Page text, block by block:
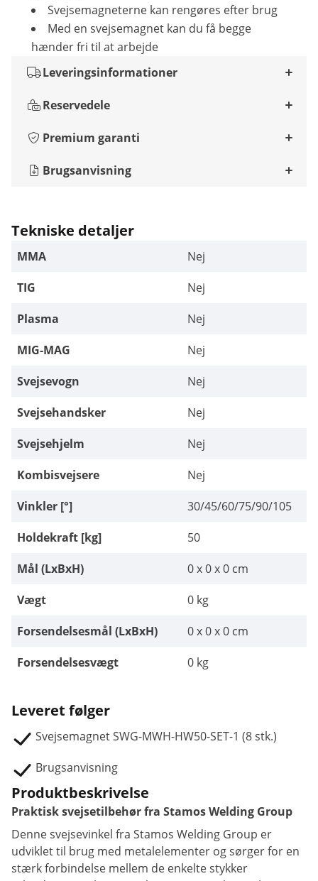
Svejsemagneterne kan rengøres efter brug
Med en svejsemagnet kan du få begge
hænder fri til at arbejde
Leveringsinformationer
Reservedele
Premium garanti
Brugsanvisning
Tekniske detaljer
MMA
Nej
TIG
Nej
Plasma
Nej
MIG-MAG
Nej
Svejsevogn
Nej
Svejsehandsker
Nej
Svejsehjelm
Nej
Kombisvejsere
Nej
Vinkler [°]
30/45/60/75/90/105
Holdekraft [kg]
50
Mål (LxBxH)
0 x 0 x 0 cm
Vægt
0 kg
Forsendelsesmål (LxBxH)
0 x 0 x 0 cm
Forsendelsesvægt
0 kg
Leveret følger
Svejsemagnet SWG-MWH-HW50-SET-1 (8 stk.)
Brugsanvisning
Produktbeskrivelse
Praktisk svejsetilbehør fra Stamos Welding Group
Denne svejsevinkel fra Stamos Welding Group er
udviklet til brug med metalelementer og sørger for en
stærk forbindelse mellem de enkelte stykker